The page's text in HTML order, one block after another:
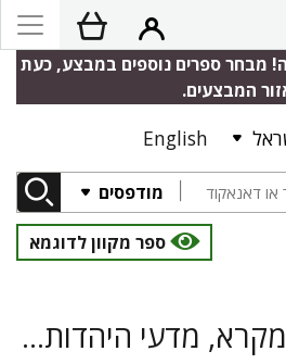
מבחר ספרים נוספים במבצע, כעת
המבצעים.
English
מודפסים
ספר מקוון לדוגמא
המזרח הקדום, מקרא, מדעי היהדות, היסטוריה יהודית